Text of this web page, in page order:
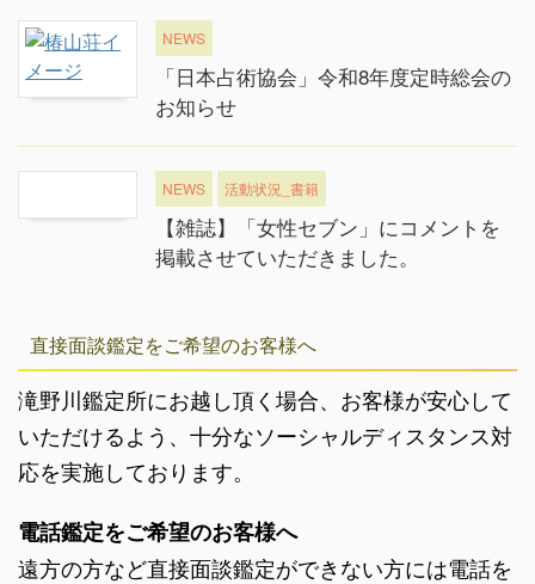
NEWS
「日本占術協会」令和8年度定時総会の
お知らせ
NEWS 活動状況_書籍
【雑誌】「女性セブン」にコメントを
掲載させていただきました。
直接面談鑑定をご希望のお客様へ
滝野川鑑定所にお越し頂く場合、お客様が安心して
いただけるよう、十分なソーシャルディスタンス対
応を実施しております。
電話鑑定をご希望のお客様へ
遠方の方など直接面談鑑定ができない方には電話を